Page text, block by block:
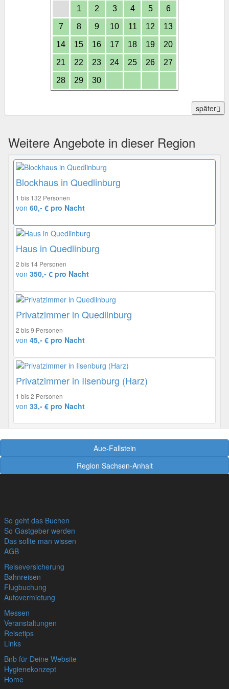
1 2 3 4 5 6
7 8 9 10 11 12 13
14 15 16 17 18 19 20
21 22 23 24 25 26 27
28 29 30
später
Weitere Angebote in dieser Region
Blockhaus in Quedlinburg
1 bis 132 Personen
von 60,- € pro Nacht
Haus in Quedlinburg
2 bis 14 Personen
von 350,- € pro Nacht
Privatzimmer in Quedlinburg
2 bis 9 Personen
von 45,- € pro Nacht
Privatzimmer in Ilsenburg (Harz)
1 bis 2 Personen
von 33,- € pro Nacht
Aue-Fallstein
Region Sachsen-Anhalt
So geht das Buchen
So Gastgeber werden
Das sollte man wissen
AGB
Reiseversicherung
Bahnreisen
Flugbuchung
Autovermietung
Messen
Veranstaltungen
Reisetips
Links
Bnb für Deine Website
Hygienekonzept
Home